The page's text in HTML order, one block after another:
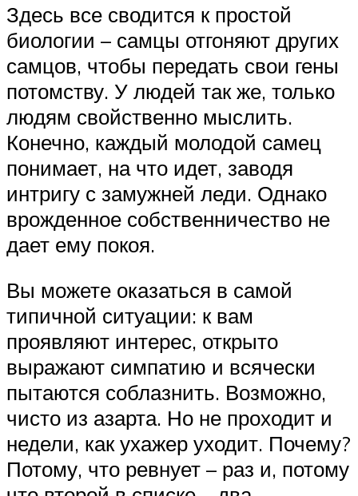
Здесь все сводится к простой
биологии – самцы отгоняют других
самцов, чтобы передать свои гены
потомству. У людей так же, только
людям свойственно мыслить.
Конечно, каждый молодой самец
понимает, на что идет, заводя
интригу с замужней леди. Однако
врожденное собственничество не
дает ему покоя.
Вы можете оказаться в самой
типичной ситуации: к вам
проявляют интерес, открыто
выражают симпатию и всячески
пытаются соблазнить. Возможно,
чисто из азарта. Но не проходит и
недели, как ухажер уходит. Почему?
Потому, что ревнует – раз и, потому